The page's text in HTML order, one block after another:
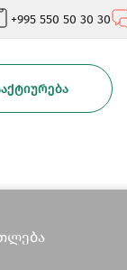
+995 550 50 30 30